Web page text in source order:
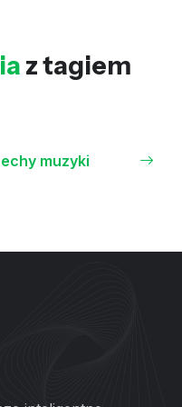
z tagiem
muzyki